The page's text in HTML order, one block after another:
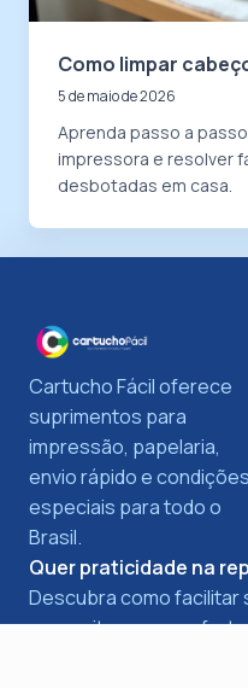
Como limpar
5 de maio de 2026
Aprenda passo a
impressora e resolver
desbotadas em casa.
Cartucho Fácil oferece
suprimentos para
impressão, papelaria,
envio rápido e condições
especiais para todo o
Brasil.
Quer praticidade na
Descubra como facilitar
aproveite nossas